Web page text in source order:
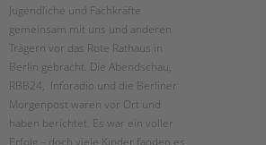
Jugendliche und Fachkräfte
gemeinsam mit uns und anderen
Trägern vor das Rote Rathaus in
Berlin gebracht. Die Abendschau,
RBB24, Inforadio und die Berliner
Morgenpost waren vor Ort und
haben berichtet. Es war ein voller
Erfolg – doch viele Kinder fanden es